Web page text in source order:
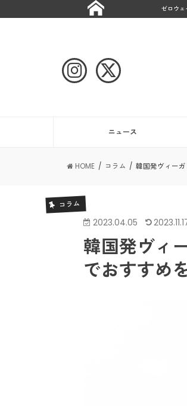
ゼロウェ
ニュース
HOME コラム 韓国発ヴィー
コラム
2023.04.05
韓国発ヴィ
でおすすめ